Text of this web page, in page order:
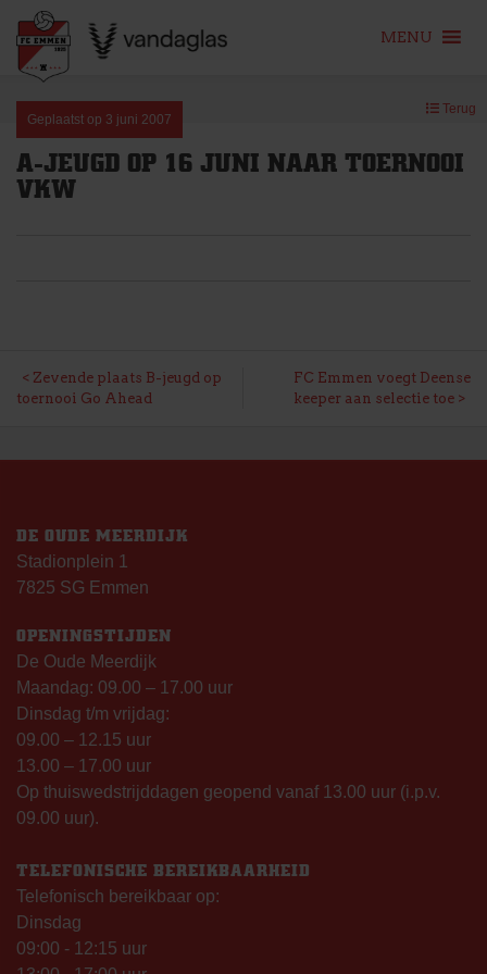
content
MENU
Geplaatst op 3 juni 2007
Terug
A-JEUGD OP 16 JUNI NAAR TOERNOOI
VKW
BERICHT
Zevende plaats B-jeugd op
toernooi Go Ahead
FC Emmen voegt Deense
keeper aan selectie toe
DE OUDE MEERDIJK
Stadionplein 1
7825 SG Emmen
OPENINGSTIJDEN
De Oude Meerdijk
Maandag: 09.00 – 17.00 uur
Dinsdag t/m vrijdag:
09.00 – 12.15 uur
13.00 – 17.00 uur
Op thuiswedstrijddagen geopend vanaf 13.00 uur (i.p.v.
09.00 uur).
TELEFONISCHE BEREIKBAARHEID
Telefonisch bereikbaar op:
Dinsdag
09:00 - 12:15 uur